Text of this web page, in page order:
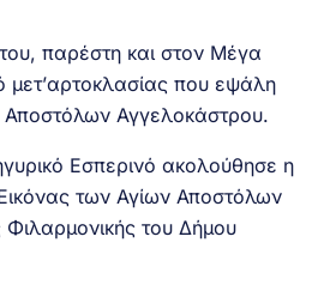
παρέστη και στον Μέγα
μετ’αρτοκλασίας που εψάλη
Αγγελοκάστρου.
Εσπερινό ακολούθησε η
των Αγίων Αποστόλων
Φιλαρμονικής του Δήμου